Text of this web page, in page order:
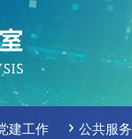
建工作 公共服务